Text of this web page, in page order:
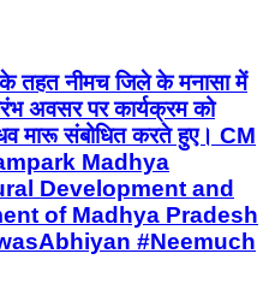
तहत नीमच जिले के मनासा में
अवसर पर कार्यक्रम को
मारू संबोधित करते हुए। CM
Madhya
Development and
of Madhya Pradesh
#Neemuch